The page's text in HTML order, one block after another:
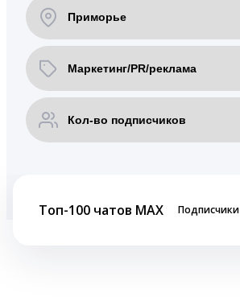
Топ-100 чатов MAX Подписчики